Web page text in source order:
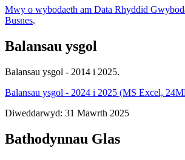
Mwy o wybodaeth am Data Rhyddid
Busnes.
Balansau ysgol
Balansau ysgol - 2014 i 2025.
Balansau ysgol - 2024 i 2025 (MS Excel,
Diweddarwyd: 31 Mawrth 2025
Bathodynnau Glas